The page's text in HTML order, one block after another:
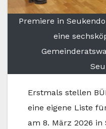
Premiere in
eine
Erstmals stellen
eine eigene Liste
am 8. März 2026